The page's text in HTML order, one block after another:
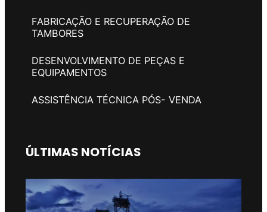
FABRICAÇÃO E RECUPERAÇÃO DE
TAMBORES
DESENVOLVIMENTO DE PEÇAS E
EQUIPAMENTOS
ASSISTÊNCIA TÉCNICA PÓS- VENDA
ÚLTIMAS NOTÍCIAS